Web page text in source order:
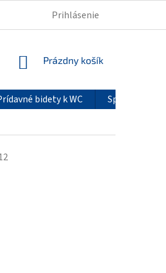
ÚDAJOV REKLAMÁCIE
Prihlásenie
NÁKUPNÝ
Prázdny košík
bidety k WC
Sprchové